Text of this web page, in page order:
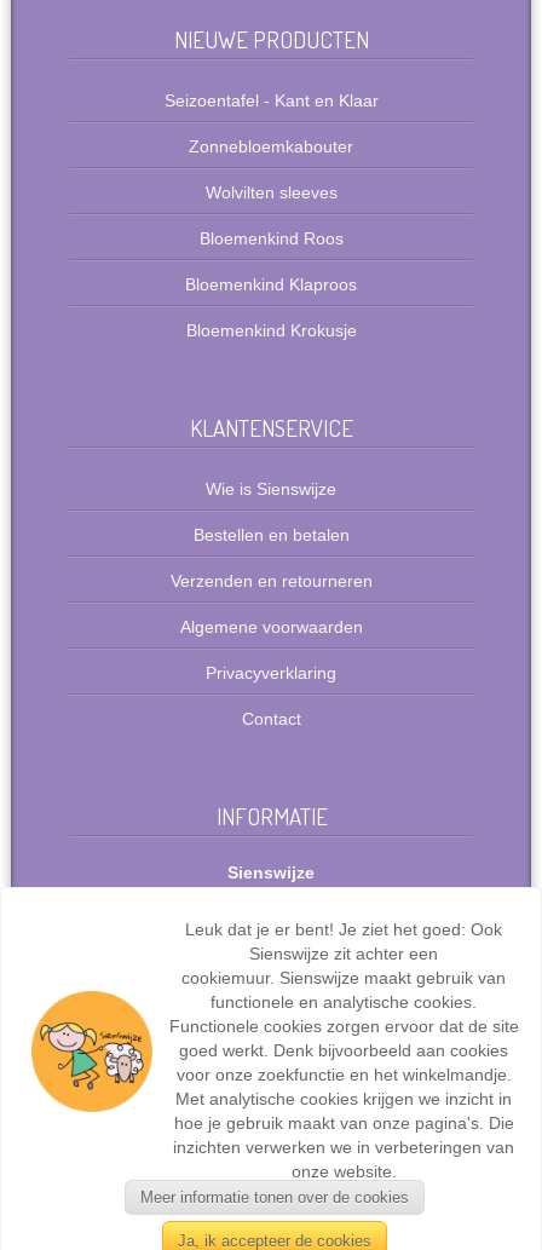
NIEUWE PRODUCTEN
Seizoentafel - Kant en Klaar
Zonnebloemkabouter
Wolvilten sleeves
Bloemenkind Roos
Bloemenkind Klaproos
Bloemenkind Krokusje
KLANTENSERVICE
Wie is Sienswijze
Bestellen en betalen
Verzenden en retourneren
Algemene voorwaarden
Privacyverklaring
Contact
INFORMATIE
Sienswijze
2711 PP Zoetermeer
Nederland
Tel: +31(0)627072095
info@sienswijze.nl
KvK-nr.: 67667317
Webdesign en ontwikkeling doorSienswijze ICT
Sienswijze | Alle rechten voorbehouden.
Leuk dat je er bent! Je ziet het goed: Ook
Sienswijze zit achter een
cookiemuur. Sienswijze maakt gebruik van
functionele en analytische cookies.
Functionele cookies zorgen ervoor dat de site
goed werkt. Denk bijvoorbeeld aan cookies
voor onze zoekfunctie en het winkelmandje.
Met analytische cookies krijgen we inzicht in
hoe je gebruik maakt van onze pagina's. Die
inzichten verwerken we in verbeteringen van
onze website.
Meer informatie tonen over de cookies
Ja, ik accepteer de cookies